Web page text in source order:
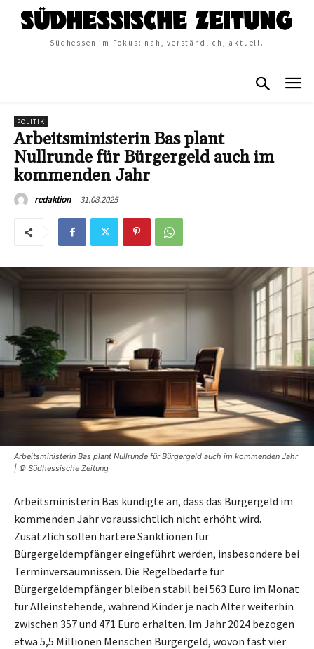
Südhessen im Fokus: nah, verständlich, aktuell.
POLITIK
Arbeitsministerin Bas plant
Nullrunde für Bürgergeld auch im
kommenden Jahr
redaktion 31.08.2025
Arbeitsministerin Bas plant Nullrunde für Bürgergeld auch im kommenden Jahr
| © Südhessische Zeitung
Arbeitsministerin Bas kündigte an, dass das Bürgergeld im
kommenden Jahr voraussichtlich nicht erhöht wird.
Zusätzlich sollen härtere Sanktionen für
Bürgergeldempfänger eingeführt werden, insbesondere bei
Terminversäumnissen. Die Regelbedarfe für
Bürgergeldempfänger bleiben stabil bei 563 Euro im Monat
für Alleinstehende, während Kinder je nach Alter weiterhin
zwischen 357 und 471 Euro erhalten. Im Jahr 2024 bezogen
etwa 5,5 Millionen Menschen Bürgergeld, wovon fast vier